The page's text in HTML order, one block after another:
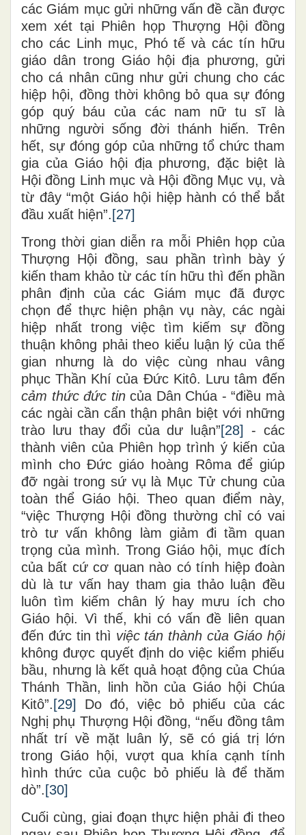
các Giám mục gửi những vấn đề cần được
xem xét tại Phiên họp Thượng Hội đồng
cho các Linh mục, Phó tế và các tín hữu
giáo dân trong Giáo hội địa phương, gửi
cho cá nhân cũng như gửi chung cho các
hiệp hội, đồng thời không bỏ qua sự đóng
góp quý báu của các nam nữ tu sĩ là
những người sống đời thánh hiến. Trên
hết, sự đóng góp của những tổ chức tham
gia của Giáo hội địa phương, đặc biệt là
Hội đồng Linh mục và Hội đồng Mục vụ, và
từ đây “một Giáo hội hiệp hành có thể bắt
đầu xuất hiện”.[27]
Trong thời gian diễn ra mỗi Phiên họp của
Thượng Hội đồng, sau phần trình bày ý
kiến tham khảo từ các tín hữu thì đến phần
phân định của các Giám mục đã được
chọn để thực hiện phận vụ này, các ngài
hiệp nhất trong việc tìm kiếm sự đồng
thuận không phải theo kiểu luận lý của thế
gian nhưng là do việc cùng nhau vâng
phục Thần Khí của Đức Kitô. Lưu tâm đến
cảm thức đức tincủa Dân Chúa - “điều mà
các ngài cần cẩn thận phân biệt với những
trào lưu thay đổi của dư luận”[28] - các
thành viên của Phiên họp trình ý kiến của
mình cho Đức giáo hoàng Rôma để giúp
đỡ ngài trong sứ vụ là Mục Tử chung của
toàn thể Giáo hội. Theo quan điểm này,
“việc Thượng Hội đồng thường chỉ có vai
trò tư vấn không làm giảm đi tầm quan
trọng của mình. Trong Giáo hội, mục đích
của bất cứ cơ quan nào có tính hiệp đoàn
dù là tư vấn hay tham gia thảo luận đều
luôn tìm kiếm chân lý hay mưu ích cho
Giáo hội. Vì thế, khi có vấn đề liên quan
đến đức tin thì việc tán thành của Giáo hội
không được quyết định do việc kiểm phiếu
bầu, nhưng là kết quả hoạt động của Chúa
Thánh Thần, linh hồn của Giáo hội Chúa
Kitô”.[29] Do đó, việc bỏ phiếu của các
Nghị phụ Thượng Hội đồng, “nếu đồng tâm
nhất trí về mặt luân lý, sẽ có giá trị lớn
trong Giáo hội, vượt qua khía cạnh tính
hình thức của cuộc bỏ phiếu là để thăm
dò”.[30]
Cuối cùng, giai đoạn thực hiện phải đi theo